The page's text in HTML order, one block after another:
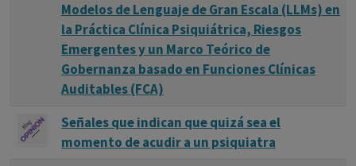
Modelos de Lenguaje de Gran Escala (LLMs) en
la Práctica Clínica Psiquiátrica, Riesgos
Emergentes y un Marco Teórico de
Gobernanza basado en Funciones Clínicas
Auditables (FCA)
Señales que indican que quizá sea el
momento de acudir a un psiquiatra